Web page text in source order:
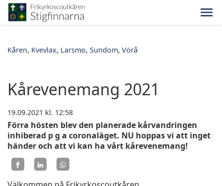
Kåren Kvevlax Larsmo Sundom Vörå
Kårevenemang 2021
19.09.2021 kl. 12:58
Förra hösten blev den planerade kårvandringen
inhiberad p g a coronaläget. NU hoppas vi att inget
händer och att vi kan ha vårt kårevenemang!